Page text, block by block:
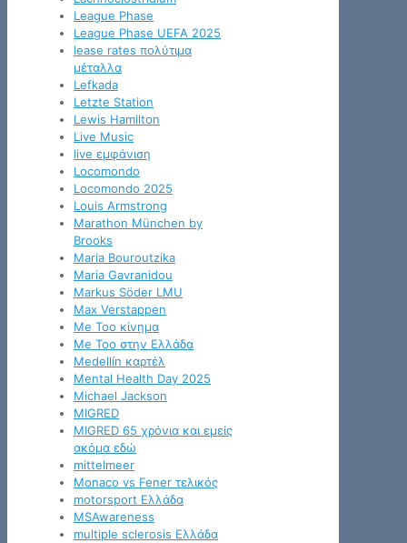
League Phase
League Phase UEFA 2025
lease rates πολύτιμα
μέταλλα
Lefkada
Letzte Station
Lewis Hamilton
Live Music
live εμφάνιση
Locomondo
Locomondo 2025
Louis Armstrong
Marathon München by
Brooks
Maria Bouroutzika
Maria Gavranidou
Markus Söder LMU
Max Verstappen
Me Too κίνημα
Me Too στην Ελλάδα
Medellín καρτέλ
Mental Health Day 2025
Michael Jackson
MIGRED
MIGRED 65 χρόνια και εμείς
ακόμα εδώ
mittelmeer
Monaco vs Fener τελικός
motorsport Ελλάδα
MSAwareness
multiple sclerosis Ελλάδα